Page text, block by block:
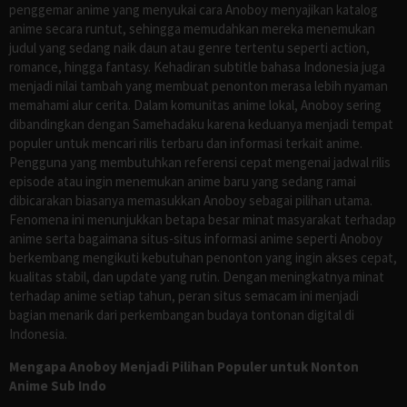
penggemar anime yang menyukai cara Anoboy menyajikan katalog
anime secara runtut, sehingga memudahkan mereka menemukan
judul yang sedang naik daun atau genre tertentu seperti action,
romance, hingga fantasy. Kehadiran subtitle bahasa Indonesia juga
menjadi nilai tambah yang membuat penonton merasa lebih nyaman
memahami alur cerita. Dalam komunitas anime lokal, Anoboy sering
dibandingkan dengan Samehadaku karena keduanya menjadi tempat
populer untuk mencari rilis terbaru dan informasi terkait anime.
Pengguna yang membutuhkan referensi cepat mengenai jadwal rilis
episode atau ingin menemukan anime baru yang sedang ramai
dibicarakan biasanya memasukkan Anoboy sebagai pilihan utama.
Fenomena ini menunjukkan betapa besar minat masyarakat terhadap
anime serta bagaimana situs-situs informasi anime seperti Anoboy
berkembang mengikuti kebutuhan penonton yang ingin akses cepat,
kualitas stabil, dan update yang rutin. Dengan meningkatnya minat
terhadap anime setiap tahun, peran situs semacam ini menjadi
bagian menarik dari perkembangan budaya tontonan digital di
Indonesia.
Mengapa Anoboy Menjadi Pilihan Populer untuk Nonton
Anime Sub Indo